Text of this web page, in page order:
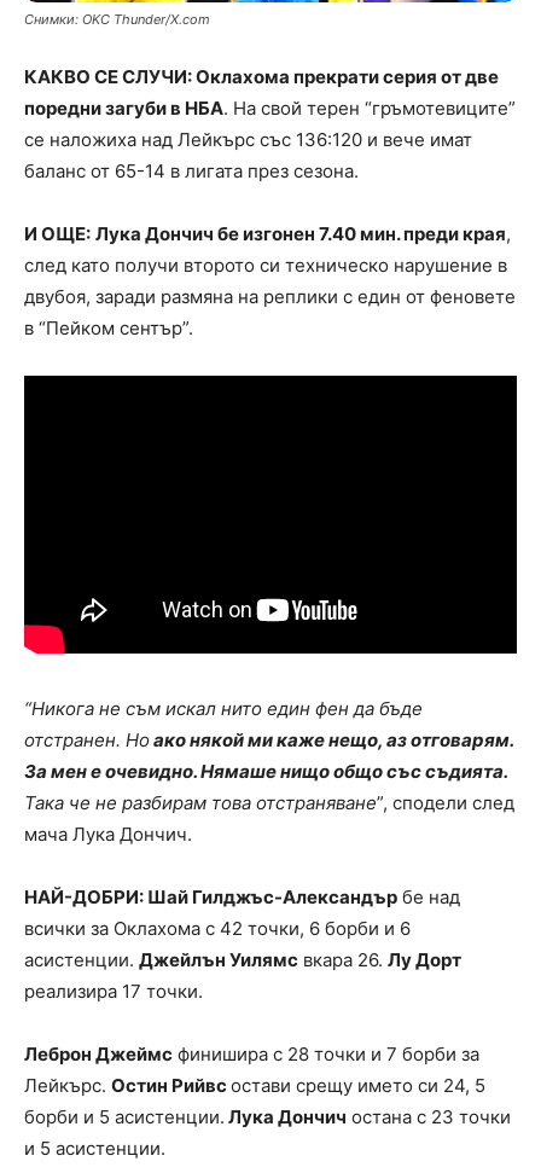
Снимки: OKC Thunder/X.com
КАКВО СЕ СЛУЧИ: Оклахома прекрати серия от две
поредни загуби в НБА. На свой терен “гръмотевиците”
се наложиха над Лейкърс със 136:120 и вече имат
баланс от 65-14 в лигата през сезона.
И ОЩЕ: Лука Дончич бе изгонен 7.40 мин. преди края,
след като получи второто си техническо нарушение в
двубоя, заради размяна на реплики с един от феновете
в “Пейком сентър”.
“Никога не съм искал нито един фен да бъде
отстранен. Ноако някой ми каже нещо, аз отговарям.
За мен е очевидно. Нямаше нищо общо със съдията.
Така че не разбирам това отстраняване”, сподели след
мача Лука Дончич.
НАЙ-ДОБРИ: Шай Гилджъс-Александър бе над
всички за Оклахома с 42 точки, 6 борби и 6
асистенции. Джейлън Уилямс вкара 26. Лу Дорт
реализира 17 точки.
Леброн Джеймс финишира с 28 точки и 7 борби за
Лейкърс. Остин Рийвсостави срещу името си 24, 5
борби и 5 асистенции. Лука Дончич остана с 23 точки
и 5 асистенции.